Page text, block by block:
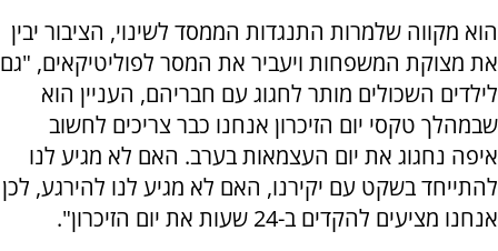
הוא מקווה שלמרות התנגדות הממסד לשינוי, הציבור יבין
את מצוקת המשפחות ויעביר את המסר לפוליטיקאים, "גם
לילדים השכולים מותר לחגוג עם חבריהם, העניין הוא
שבמהלך טקסי יום הזיכרון אנחנו כבר צריכים לחשוב
איפה נחגוג את יום העצמאות בערב. האם לא מגיע לנו
להתייחד בשקט עם יקירנו, האם לא מגיע לנו להירגע, לכן
אנחנו מציעים להקדים ב-24 שעות את יום הזיכרון".